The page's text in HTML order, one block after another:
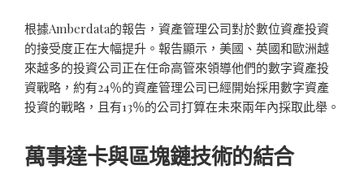
根據Amberdata的報告，資產管理公司對於數位資產投資
的接受度正在大幅提升。報告顯示，美國、英國和歐洲越
來越多的投資公司正在任命高管來領導他們的數字資產投
資戰略，約有24％的資產管理公司已經開始採用數字資產
投資的戰略，且有13％的公司打算在未來兩年內採取此舉。
萬事達卡與區塊鏈技術的結合